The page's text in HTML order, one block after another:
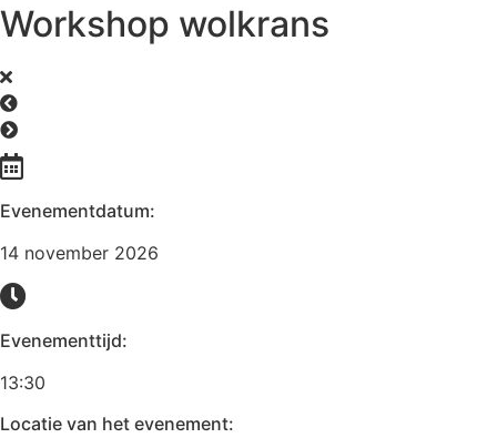
Workshop wolkrans
Evenementdatum:
14 november 2026
Evenementtijd:
13:30
Locatie van het evenement: